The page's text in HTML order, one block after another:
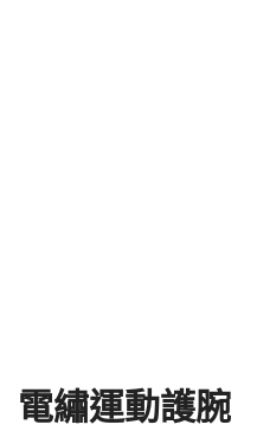
電繡運動護腕